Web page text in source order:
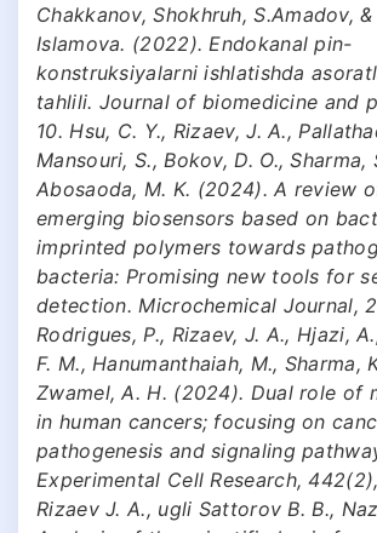
Chakkanov, Shokhruh, S.Amadov,
Islamova. (2022). Endokanal pin-
konstruksiyalarni ishlatishda
tahlili. Journal of biomedicine and
10. Hsu, C. Y., Rizaev, J. A.,
Mansouri, S., Bokov, D. O., Sharma,
Abosaoda, M. K. (2024). A review
emerging biosensors based on
imprinted polymers towards
bacteria: Promising new tools for
detection. Microchemical Journal,
Rodrigues, P., Rizaev, J. A., Hjazi,
F. M., Hanumanthaiah, M., Sharma,
Zwamel, A. H. (2024). Dual role of
in human cancers; focusing on
pathogenesis and signaling
Experimental Cell Research,
Rizaev J. A., ugli Sattorov B. B.,